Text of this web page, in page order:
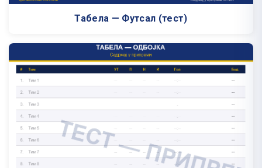
Табела — Футсал (тест)